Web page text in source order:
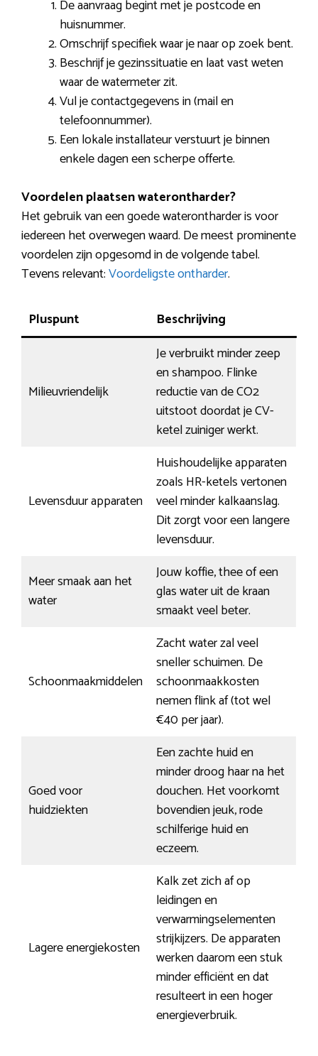
De aanvraag begint met je postcode en
huisnummer.
Omschrijf specifiek waar je naar op zoek bent.
Beschrijf je gezinssituatie en laat vast weten
waar de watermeter zit.
Vul je contactgegevens in (mail en
telefoonnummer).
Een lokale installateur verstuurt je binnen
enkele dagen een scherpe offerte.
Voordelen plaatsen waterontharder?
Het gebruik van een goede waterontharder is voor
iedereen het overwegen waard. De meest prominente
voordelen zijn opgesomd in de volgende tabel.
Tevens relevant:Voordeligste ontharder.
Pluspunt Beschrijving
Milieuvriendelijk
Je verbruikt minder zeep
en shampoo. Flinke
reductie van de CO2
uitstoot doordat je CV-
ketel zuiniger werkt.
Levensduur apparaten
Huishoudelijke apparaten
zoals HR-ketels vertonen
veel minder kalkaanslag.
Dit zorgt voor een langere
levensduur.
Meer smaak aan het
water
Jouw koffie, thee of een
glas water uit de kraan
smaakt veel beter.
Schoonmaakmiddelen
Zacht water zal veel
sneller schuimen. De
schoonmaakkosten
nemen flink af (tot wel
€40 per jaar).
Goed voor
huidziekten
Een zachte huid en
minder droog haar na het
douchen. Het voorkomt
bovendien jeuk, rode
schilferige huid en
eczeem.
Lagere energiekosten
Kalk zet zich af op
leidingen en
verwarmingselementen
strijkijzers. De apparaten
werken daarom een stuk
minder efficiënt en dat
resulteert in een hoger
energieverbruik.